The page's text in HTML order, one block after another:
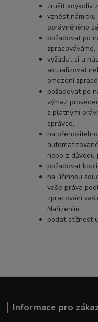
zrušit kdykoliv
vznést
oprávněného
požadovat po
zpracováváme,
vyžádat si u
aktualizovat
omezení
požadovat po
výmaz
s platnými
správce,
na
nebo z důvodu
požadovat
na účinnou
vaše práva
zpracování
Nařízením,
podat stížnost
Informace pro